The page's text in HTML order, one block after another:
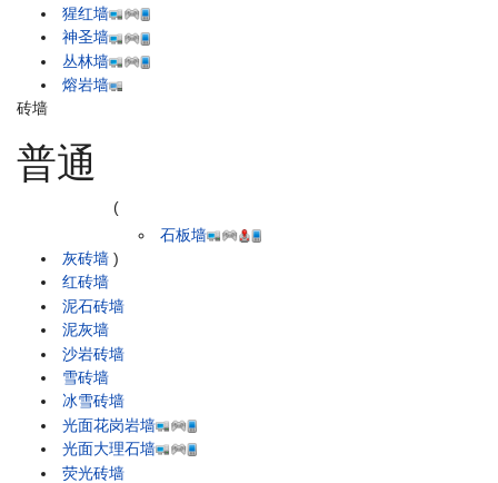
猩红墙
神圣墙
丛林墙
熔岩墙
砖墙
普通
灰砖墙
(
石板墙
)
红砖墙
泥石砖墙
泥灰墙
沙岩砖墙
雪砖墙
冰雪砖墙
光面花岗岩墙
光面大理石墙
荧光砖墙